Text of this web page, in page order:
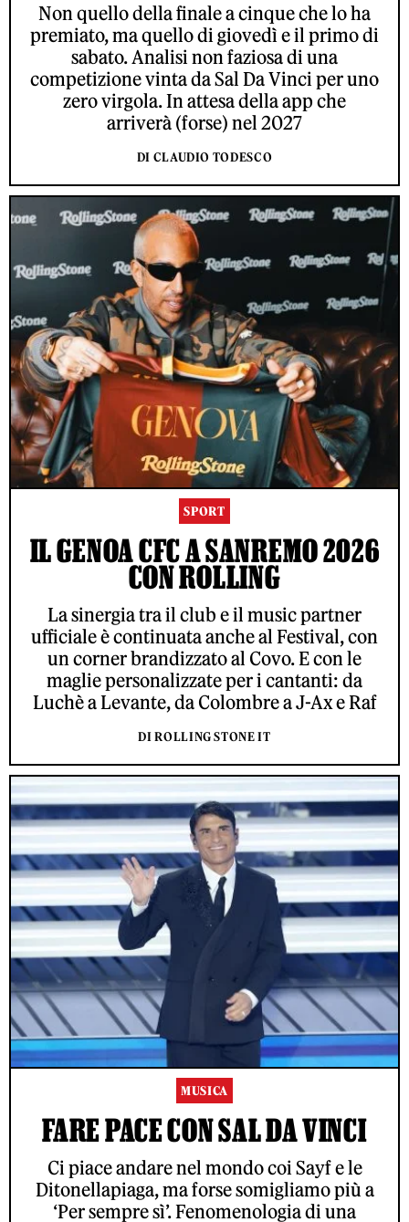
Non quello della finale a cinque che lo ha
premiato, ma quello di giovedì e il primo di
sabato. Analisi non faziosa di una
competizione vinta da Sal Da Vinci per uno
zero virgola. In attesa della app che
arriverà (forse) nel 2027
DI CLAUDIO TODESCO
SPORT
IL GENOA CFC A SANREMO 2026
CON ROLLING
La sinergia tra il club e il music partner
ufficiale è continuata anche al Festival, con
un corner brandizzato al Covo. E con le
maglie personalizzate per i cantanti: da
Luchè a Levante, da Colombre a J-Ax e Raf
DI ROLLING STONE IT
MUSICA
FARE PACE CON SAL DA VINCI
Ci piace andare nel mondo coi Sayf e le
Ditonellapiaga, ma forse somigliamo più a
‘Per sempre sì’. Fenomenologia di una